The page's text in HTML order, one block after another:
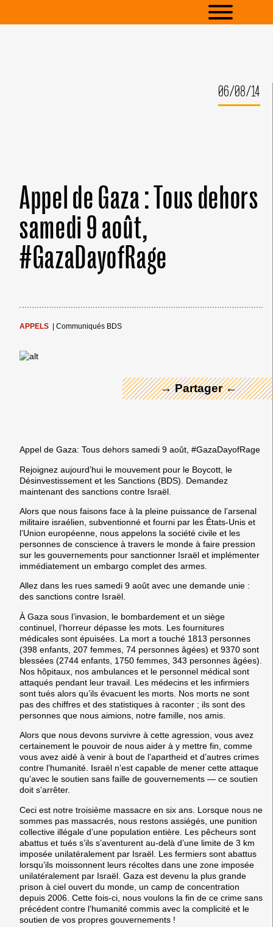
06/08/14
Appel de Gaza : Tous dehors
samedi 9 août,
#GazaDayofRage
APPELS Communiqués BDS
→ Partager ←
Appel de Gaza: Tous dehors samedi 9 août, #GazaDayofRage
Rejoignez aujourd’hui le mouvement pour le Boycott, le
Désinvestissement et les Sanctions (BDS). Demandez
maintenant des sanctions contre Israël.
Alors que nous faisons face à la pleine puissance de l’arsenal
militaire israélien, subventionné et fourni par les États-Unis et
l’Union européenne, nous appelons la société civile et les
personnes de conscience à travers le monde à faire pression
sur les gouvernements pour sanctionner Israël et implémenter
immédiatement un embargo complet des armes.
Allez dans les rues samedi 9 août avec une demande unie :
des sanctions contre Israël.
À Gaza sous l’invasion, le bombardement et un siège
continuel, l’horreur dépasse les mots. Les fournitures
médicales sont épuisées. La mort a touché 1813 personnes
(398 enfants, 207 femmes, 74 personnes âgées) et 9370 sont
blessées (2744 enfants, 1750 femmes, 343 personnes âgées).
Nos hôpitaux, nos ambulances et le personnel médical sont
attaqués pendant leur travail. Les médecins et les infirmiers
sont tués alors qu’ils évacuent les morts. Nos morts ne sont
pas des chiffres et des statistiques à raconter ; ils sont des
personnes que nous aimions, notre famille, nos amis.
Alors que nous devons survivre à cette agression, vous avez
certainement le pouvoir de nous aider à y mettre fin, comme
vous avez aidé à venir à bout de l’apartheid et d’autres crimes
contre l’humanité. Israël n’est capable de mener cette attaque
qu’avec le soutien sans faille de gouvernements — ce soutien
doit s’arrêter.
Ceci est notre troisième massacre en six ans. Lorsque nous ne
sommes pas massacrés, nous restons assiégés, une punition
collective illégale d’une population entière. Les pêcheurs sont
abattus et tués s’ils s’aventurent au-delà d’une limite de 3 km
imposée unilatéralement par Israël. Les fermiers sont abattus
lorsqu’ils moissonnent leurs récoltes dans une zone imposée
unilatéralement par Israël. Gaza est devenu la plus grande
prison à ciel ouvert du monde, un camp de concentration
depuis 2006. Cette fois-ci, nous voulons la fin de ce crime sans
précédent contre l’humanité commis avec la complicité et le
soutien de vos propres gouvernements !